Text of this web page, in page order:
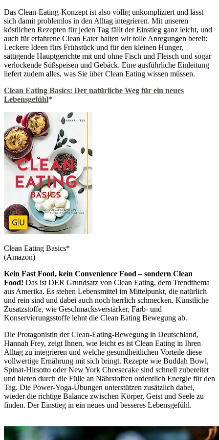
Das Clean-Eating-Konzept ist also völlig unkompliziert und lässt
sich damit problemlos in den Alltag integrieren. Mit unseren
köstlichen Rezepten für jeden Tag fällt der Einstieg ganz leicht, und
auch für erfahrene Clean Eater halten wir tolle Anregungen bereit:
Leckere Ideen fürs Frühstück und für den kleinen Hunger,
sättigende Hauptgerichte mit und ohne Fisch und Fleisch und sogar
verlockende Süßspeisen und Gebäck. Eine ausführliche Einleitung
liefert zudem alles, was Sie über Clean Eating wissen müssen.
Clean Eating Basics: Der natürliche Weg für ein neues
Lebensgefühl*
Clean Eating Basics*
(Amazon)
Kein Fast Food, kein Convenience Food – sondern Clean
Food! Das ist DER Grundsatz von Clean Eating, dem Trendthema
aus Amerika. Es stehen Lebensmittel im Mittelpunkt, die natürlich
und rein sind und dabei auch noch herrlich schmecken. Künstliche
Zusatzstoffe, wie Geschmacksverstärker, Farb- und
Konservierungsstoffe lehnt die Clean Eating Bewegung ab.
Die Protagonistin der Clean-Eating-Bewegung in Deutschland,
Hannah Frey, zeigt Ihnen, wie leicht es ist Clean Eating in Ihren
Alltag zu integrieren und welche gesundheitlichen Vorteile diese
vollwertige Ernährung mit sich bringt. Rezepte wie Buddah Bowl,
Spinat-Hirsotto oder New York Cheesecake sind schnell zubereitet
und bieten durch die Fülle an Nährstoffen ordentlich Energie für den
Tag. Die Power-Yoga-Übungen unterstützen zusätzlich dabei,
wieder die richtige Balance zwischen Körper, Geist und Seele zu
finden. Der Einstieg in ein neues und besseres Lebensgefühl.